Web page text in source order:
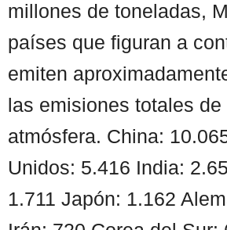
millones de toneladas,
países que figuran a
emiten
las emisiones totales
atmósfera. China:
Unidos: 5.416 India:
1.711 Japón: 1.162